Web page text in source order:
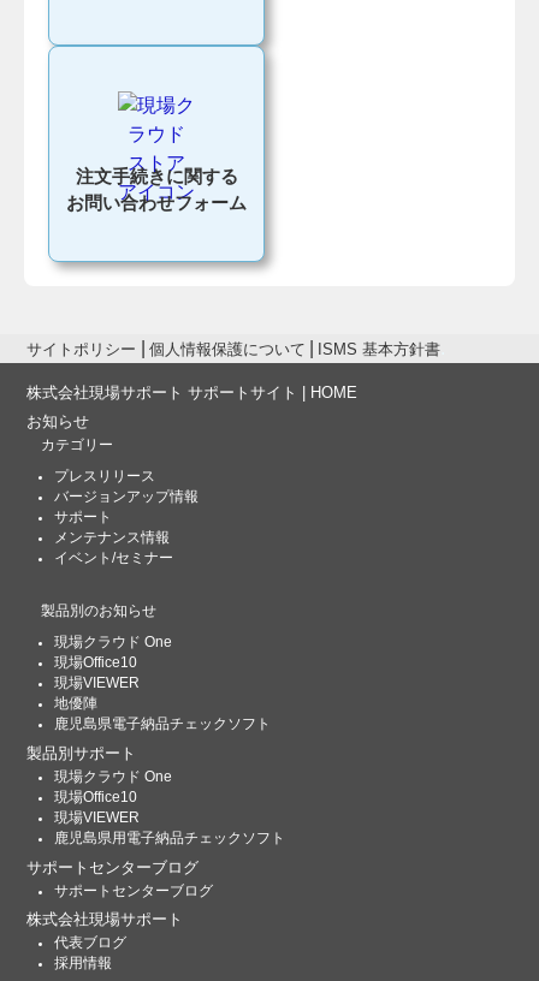
注文手続きに関する
お問い合わせフォーム
サイトポリシー 個人情報保護について ISMS 基本方針書
株式会社現場サポート サポートサイト | HOME
お知らせ
カテゴリー
プレスリリース
バージョンアップ情報
サポート
メンテナンス情報
イベント/セミナー
製品別のお知らせ
現場クラウド One
現場Office10
現場VIEWER
地優陣
鹿児島県電子納品チェックソフト
製品別サポート
現場クラウド One
現場Office10
現場VIEWER
鹿児島県用電子納品チェックソフト
サポートセンターブログ
サポートセンターブログ
株式会社現場サポート
代表ブログ
採用情報